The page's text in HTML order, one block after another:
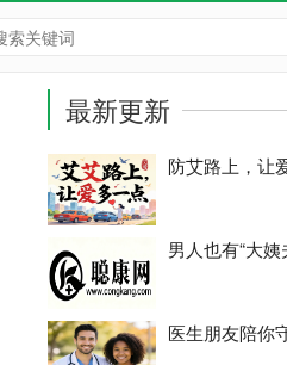
最新更新
防艾路上，让
男人也有“大姨
医生朋友陪你